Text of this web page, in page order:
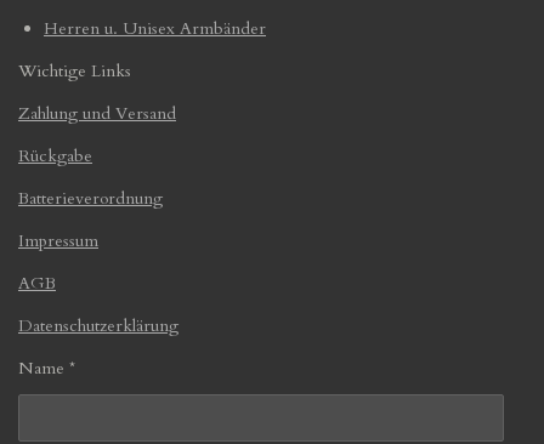
Herren u. Unisex Armbänder
Wichtige Links
Zahlung und Versand
Rückgabe
Batterieverordnung
Impressum
AGB
Datenschutzerklärung
Name *